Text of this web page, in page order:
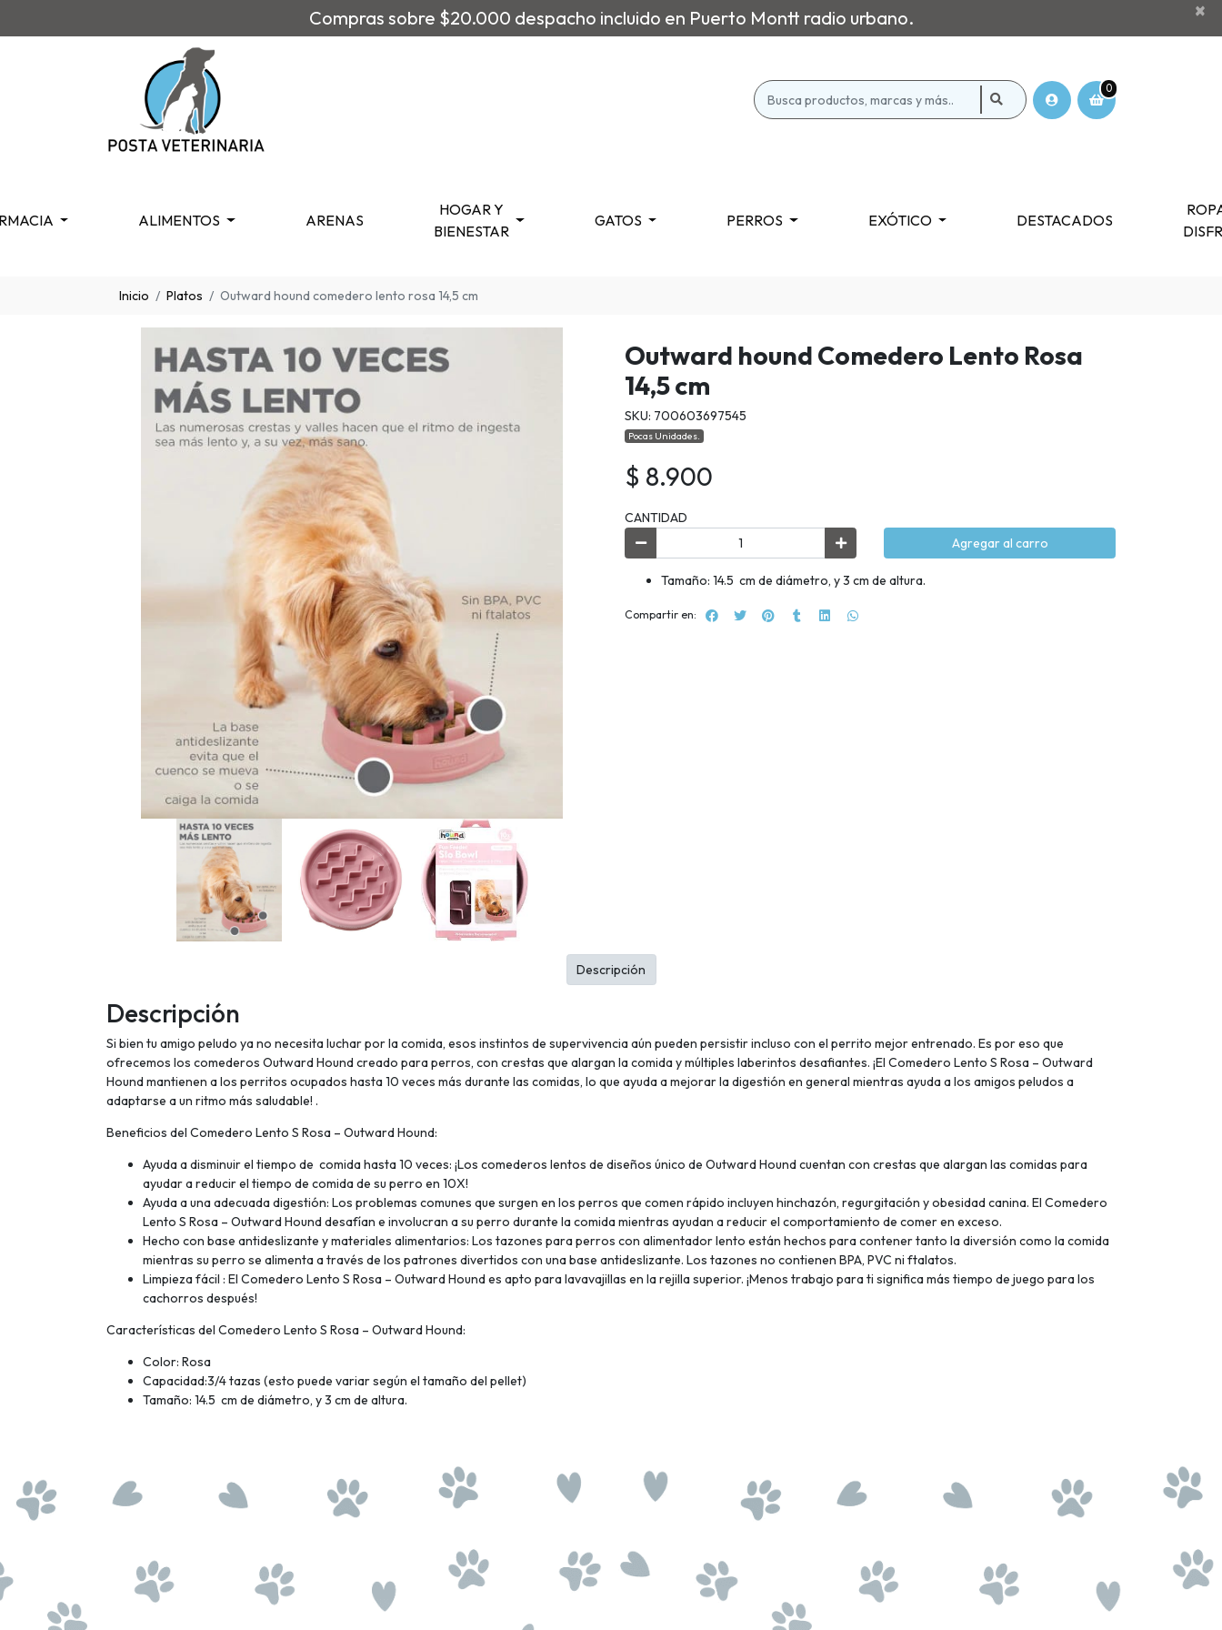
Compras sobre $20.000 despacho incluido en Puerto Montt radio urbano. ×
0
ALIMENTOS ARENAS
HOGAR Y
BIENESTAR
GATOS PERROS EXÓTICO DESTACADOS
Inicio Platos Outward hound comedero lento rosa 14,5 cm
Outward hound Comedero Lento Rosa
14,5 cm
SKU: 700603697545
Pocas Unidades.
$ 8.900
CANTIDAD
Agregar al carro
Tamaño: 14.5 cm de diámetro, y 3 cm de altura.
Compartir en:
Descripción
Si bien tu amigo peludo ya no necesita luchar por la comida, esos instintos de supervivencia aún pueden persistir incluso con el perrito mejor entrenado. Es por eso que
ofrecemos los comederos Outward Hound creado para perros, con crestas que alargan la comida y múltiples laberintos desafiantes. ¡El Comedero Lento S Rosa – Outward
Hound mantienen a los perritos ocupados hasta 10 veces más durante las comidas, lo que ayuda a mejorar la digestión en general mientras ayuda a los amigos peludos a
adaptarse a un ritmo más saludable! .
Beneficios del Comedero Lento S Rosa – Outward Hound:
Ayuda a disminuir el tiempo de comida hasta 10 veces: ¡Los comederos lentos de diseños único de Outward Hound cuentan con crestas que alargan las comidas para
ayudar a reducir el tiempo de comida de su perro en 10X!
Ayuda a una adecuada digestión: Los problemas comunes que surgen en los perros que comen rápido incluyen hinchazón, regurgitación y obesidad canina. El Comedero
Lento S Rosa – Outward Hound desafían e involucran a su perro durante la comida mientras ayudan a reducir el comportamiento de comer en exceso.
Hecho con base antideslizante y materiales alimentarios: Los tazones para perros con alimentador lento están hechos para contener tanto la diversión como la comida
mientras su perro se alimenta a través de los patrones divertidos con una base antideslizante. Los tazones no contienen BPA, PVC ni ftalatos.
Limpieza fácil : El Comedero Lento S Rosa – Outward Hound es apto para lavavajillas en la rejilla superior. ¡Menos trabajo para ti significa más tiempo de juego para los
cachorros después!
Características del Comedero Lento S Rosa – Outward Hound:
Color: Rosa
Capacidad:3/4 tazas (esto puede variar según el tamaño del pellet)
Tamaño: 14.5 cm de diámetro, y 3 cm de altura.
Descripción